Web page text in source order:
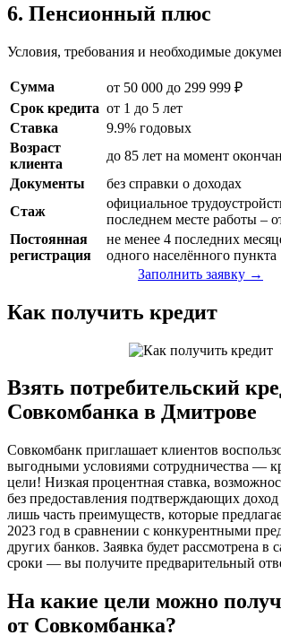
6. Пенсионный плюс
Условия, требования и необходимые
Сумма
от 50 000 до 299 999 ₽
Срок кредита от 1 до 5 лет
Ставка
9.9% годовых
Возраст
клиента
до 85 лет на момент
Документы
без справки о доходах
Стаж
официальное
последнем месте работы –
Постоянная
регистрация
не менее 4 последних
одного населённого пункта
Заполнить заявку →
Как получить кредит
Взять потребительский
Совкомбанка в Дмитрове
Совкомбанк приглашает клиентов
выгодными условиями сотрудничества —
цели! Низкая процентная ставка,
без предоставления подтверждающих доход
лишь часть преимуществ, которые
2023 год в сравнении с конкурентными
других банков. Заявка будет рассмотрена в
сроки — вы получите предварительный
На какие цели можно
от Совкомбанка?